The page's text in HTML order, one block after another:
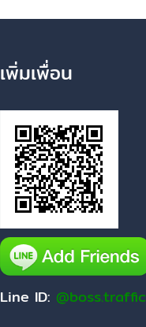
เพิ่มเพื่อน
Line ID: @boss.traffic